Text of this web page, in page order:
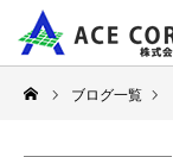
ブログ一覧